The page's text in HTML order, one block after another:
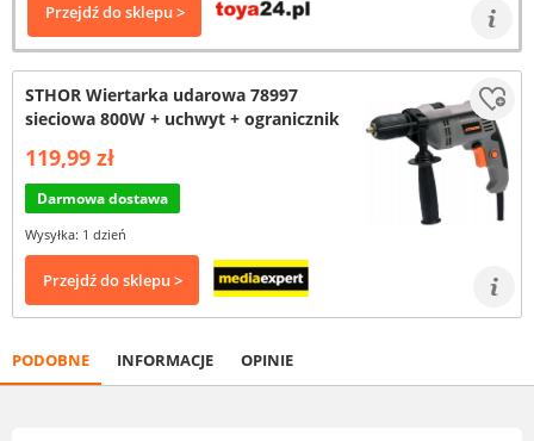
Przejdź do sklepu >
STHOR Wiertarka udarowa 78997
sieciowa 800W + uchwyt + ogranicznik
119,99 zł
Darmowa dostawa
Wysyłka: 1 dzień
Przejdź do sklepu >
PODOBNE INFORMACJE OPINIE